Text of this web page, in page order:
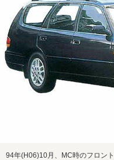
94年(H06)10月、MC時のフロン